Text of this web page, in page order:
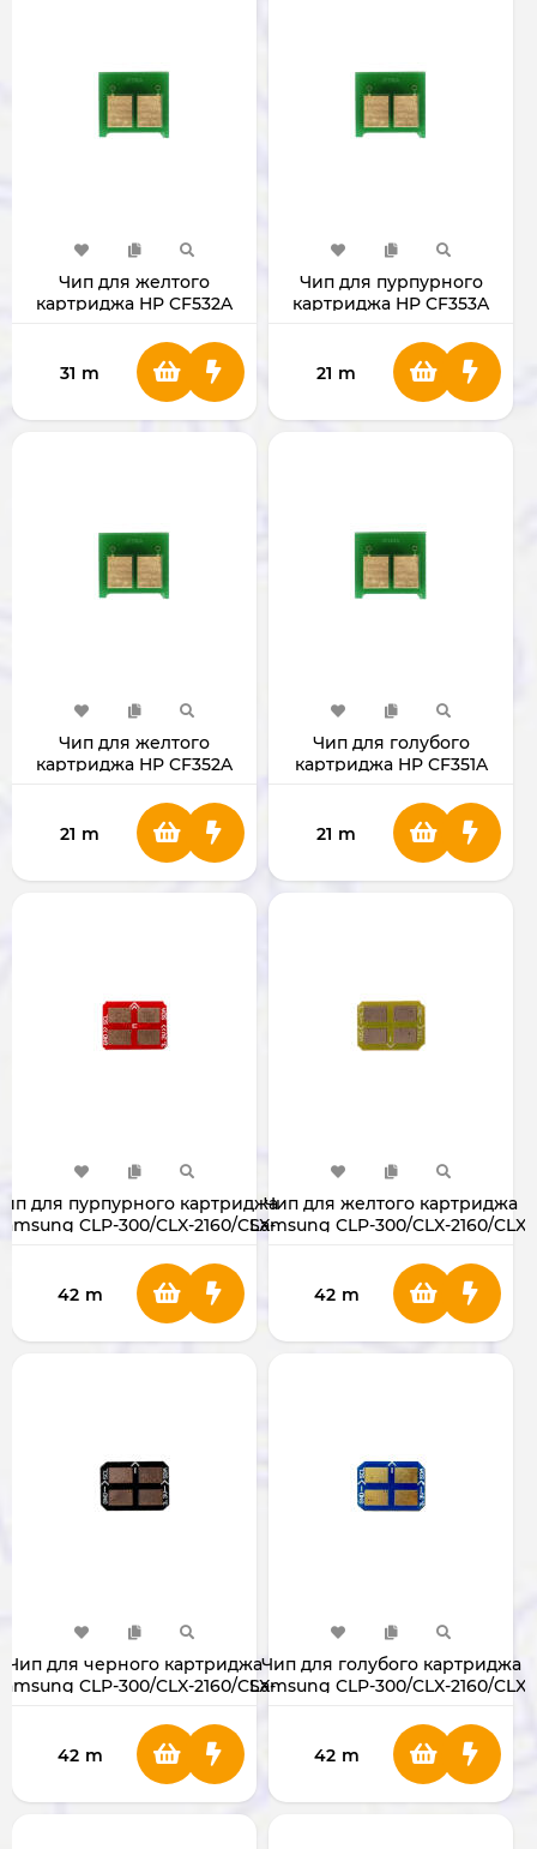
Чип для желтого
картриджа HP CF532A
31 m
Чип для пурпурного
картриджа HP CF353A
21 m
Чип для желтого
картриджа HP CF352A
21 m
Чип для голубого
картриджа HP CF351A
21 m
для пурпурного картриджа
CLP-300/CLX-2160/CLX-
300N/CLX2161/3160N/3160FN
42 m
Чип для желтого картриджа
Samsung CLP-300/CLX-2160/CLX-
CLP300/300N/CLX2161/3160N/
42 m
Чип для черного картриджа
CLP-300/CLX-2160/CLX-
300N/CLX2161/3160N/3160FN
42 m
Чип для голубого картриджа
Samsung CLP-300/CLX-2160/CLX-
CLP300/300N/CLX2161/3160N/
42 m